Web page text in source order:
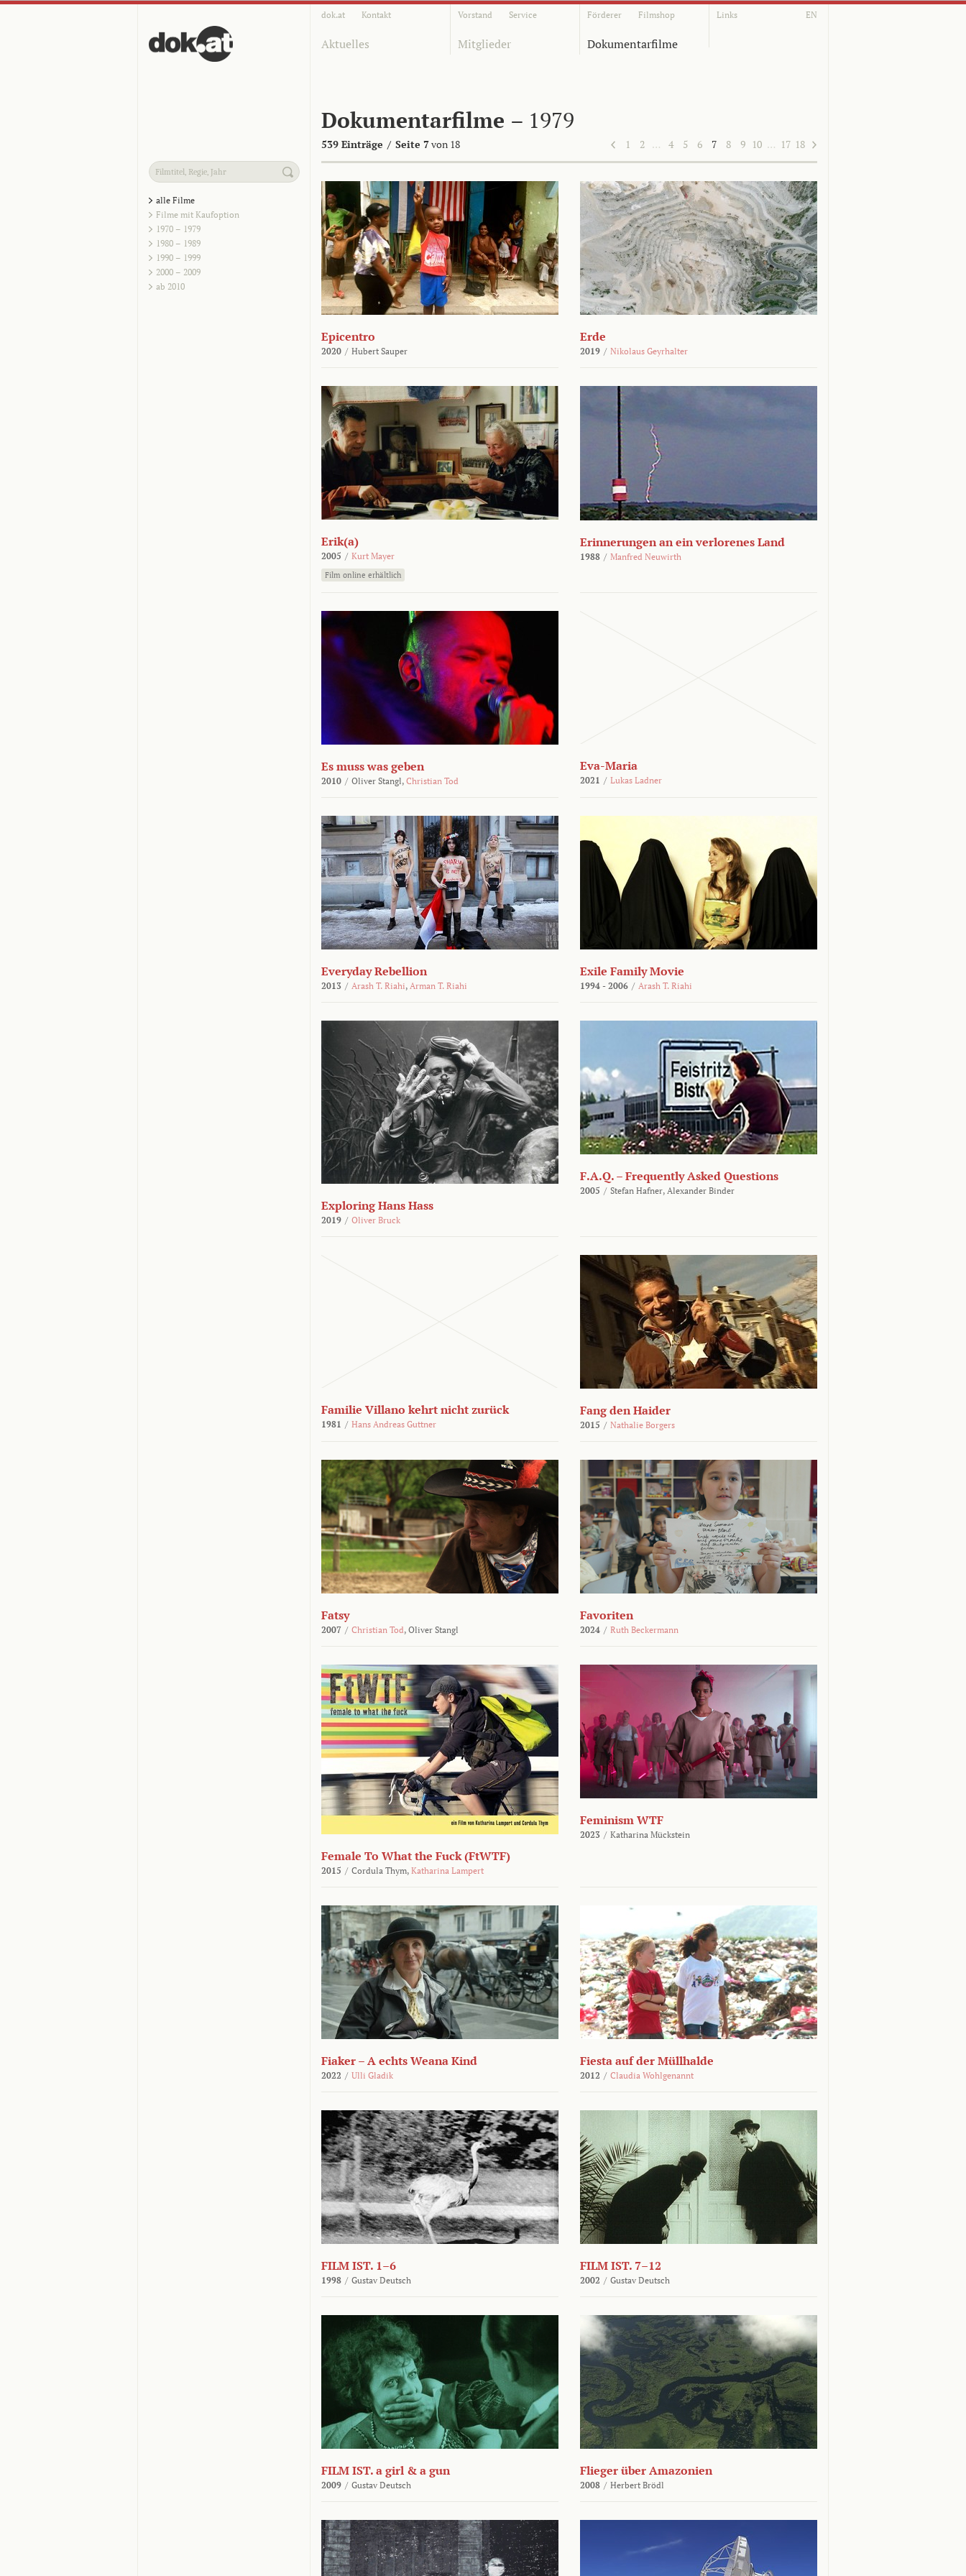
dok.at Kontakt Vorstand Service Förderer Filmshop Links EN
Aktuelles Mitglieder Dokumentarfilme
Dokumentarfilme – 1979
539 Einträge / Seite 7von 18 1 2 … 4 5 6 7 8 9 10 … 17 18
alle Filme
Filme mit Kaufoption
1970 – 1979
1980 – 1989
1990 – 1999
2000 – 2009
ab 2010
Epicentro
2020 / Hubert Sauper
Erde
2019 / Nikolaus Geyrhalter
Erik(a)
2005 / Kurt Mayer
Film online erhältlich
Erinnerungen an ein verlorenes Land
1988 / Manfred Neuwirth
Es muss was geben
2010 / Oliver Stangl, Christian Tod
Eva-Maria
2021 / Lukas Ladner
Everyday Rebellion
2013 / Arash T. Riahi, Arman T. Riahi
Exile Family Movie
1994 - 2006 / Arash T. Riahi
Exploring Hans Hass
2019 / Oliver Bruck
F.A.Q. – Frequently Asked Questions
2005 / Stefan Hafner, Alexander Binder
Familie Villano kehrt nicht zurück
1981 / Hans Andreas Guttner
Fang den Haider
2015 / Nathalie Borgers
Fatsy
2007 / Christian Tod, Oliver Stangl
Favoriten
2024 / Ruth Beckermann
Female To What the Fuck (FtWTF)
2015 / Cordula Thym, Katharina Lampert
Feminism WTF
2023 / Katharina Mückstein
Fiaker – A echts Weana Kind
2022 / Ulli Gladik
Fiesta auf der Müllhalde
2012 / Claudia Wohlgenannt
FILM IST. 1–6
1998 / Gustav Deutsch
FILM IST. 7–12
2002 / Gustav Deutsch
FILM IST. a girl & a gun
2009 / Gustav Deutsch
Flieger über Amazonien
2008 / Herbert Brödl